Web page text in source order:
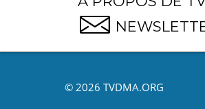
© 2026 TVDMA.ORG